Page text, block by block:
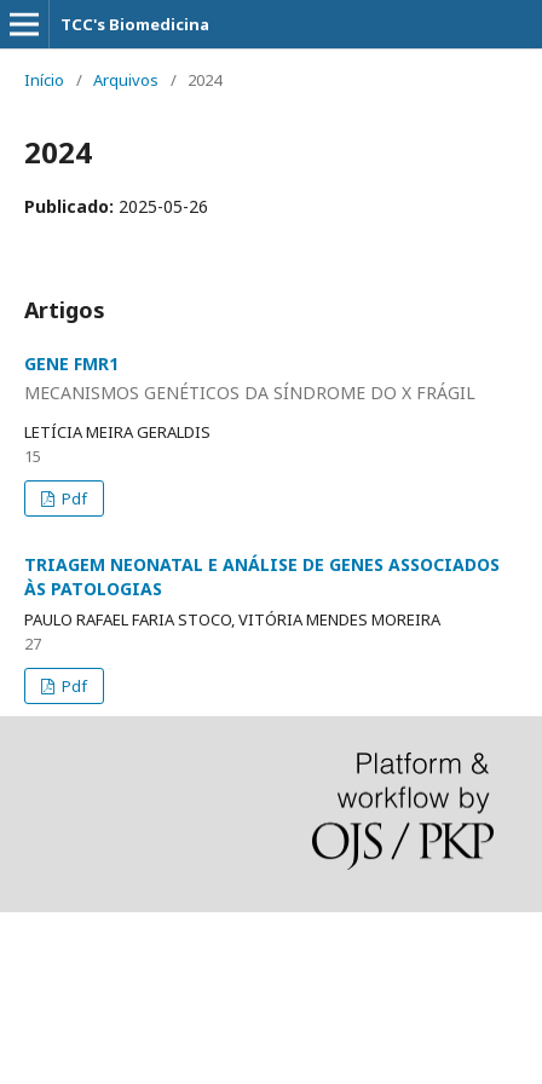
TCC's Biomedicina
Início / Arquivos / 2024
2024
Publicado: 2025-05-26
Artigos
GENE FMR1
MECANISMOS GENÉTICOS DA SÍNDROME DO X FRÁGIL
LETÍCIA MEIRA GERALDIS
15
Pdf
TRIAGEM NEONATAL E ANÁLISE DE GENES ASSOCIADOS
ÀS PATOLOGIAS
PAULO RAFAEL FARIA STOCO, VITÓRIA MENDES MOREIRA
27
Pdf